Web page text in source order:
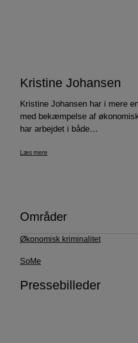
Kristine Johansen
Kristine Johansen har i mere
med bekæmpelse af
har arbejdet i både…
Læs mere
Områder
Økonomisk kriminalitet
SoMe
Pressebilleder